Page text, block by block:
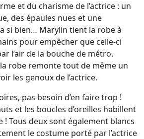
et du charisme de l’actrice : un
des épaules nues et une
si bien… Marylin tient la robe à
pour empêcher que celle-ci
l’air de la bouche de métro.
robe remonte tout de même un
les genoux de l’actrice.
pas besoin d’en faire trop !
et les boucles d’oreilles habillent
Tous deux sont également blancs
le costume porté par l’actrice